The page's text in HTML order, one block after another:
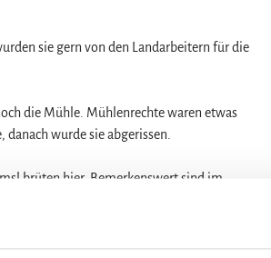
sie gern von den Landarbeitern für die
die Mühle. Mühlenrechte waren etwas
wurde sie abgerissen.
brüten hier. Bemerkenswert sind im
wurde als Privatbahnen 1873 eröffnet.